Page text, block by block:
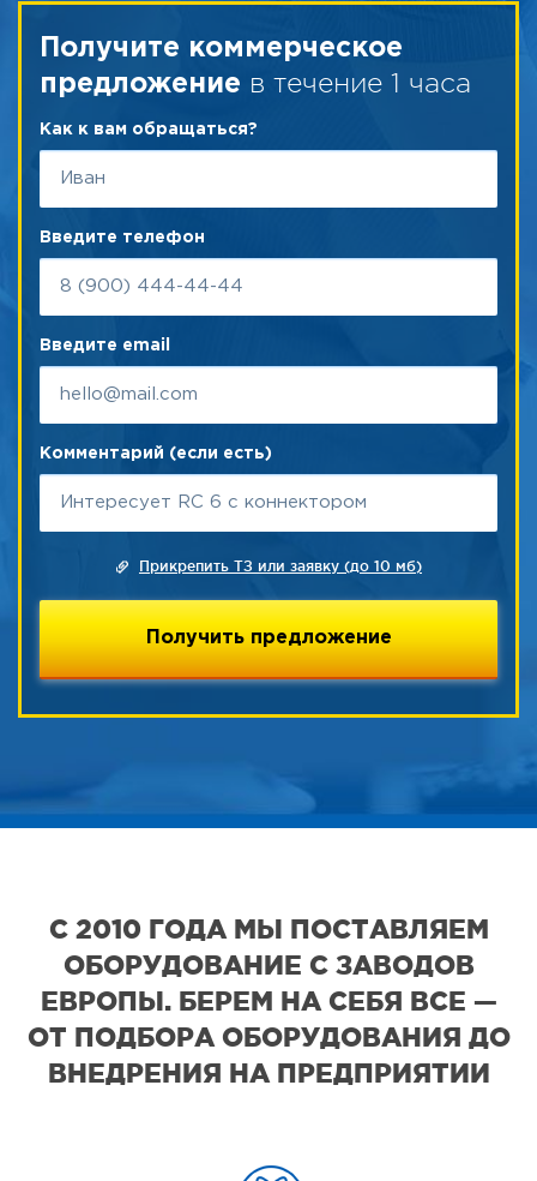
Получите коммерческое
предложение в течение 1 часа
Как к вам обращаться?
Введите телефон
Введите email
Комментарий (если есть)
Прикрепить ТЗ или заявку (до 10 мб)
С 2010 ГОДА МЫ ПОСТАВЛЯЕМ
ОБОРУДОВАНИЕ С ЗАВОДОВ
ЕВРОПЫ. БЕРЕМ НА СЕБЯ ВСЕ —
ОТ ПОДБОРА ОБОРУДОВАНИЯ ДО
ВНЕДРЕНИЯ НА ПРЕДПРИЯТИИ